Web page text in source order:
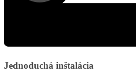
Jednoduchá inštalácia